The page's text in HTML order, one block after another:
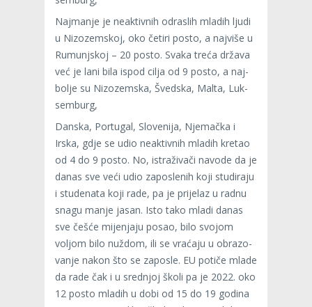
Naj­ma­nje je neak­tiv­nih odras­lih mla­dih ljudi
u Nizo­zem­skoj, oko četiri posto, a naj­više u
Rumunj­skoj – 20 posto. Svaka treća država
već je lani bila ispod cilja od 9 posto, a naj­
bo­lje su Nizo­zem­ska, Šved­ska, Malta, Luk­
sem­burg,
Dan­ska, Por­tu­gal, Slo­ve­nija, Nje­mačka i
Irska, gdje se udio neak­tiv­nih mla­dih kre­tao
od 4 do 9 posto. No, istra­ži­vači navode da je
danas sve veći udio zapos­le­nih koji stu­di­raju
i stu­de­nata koji rade, pa je pri­je­laz u radnu
snagu manje jasan. Isto tako mladi danas
sve češće mije­njaju posao, bilo svo­jom
voljom bilo nuždom, ili se vra­ćaju u obra­zo­
va­nje nakon što se zaposle. EU potiče mlade
da rade čak i u sred­njoj školi pa je 2022. oko
12 posto mla­dih u dobi od 15 do 19 godina